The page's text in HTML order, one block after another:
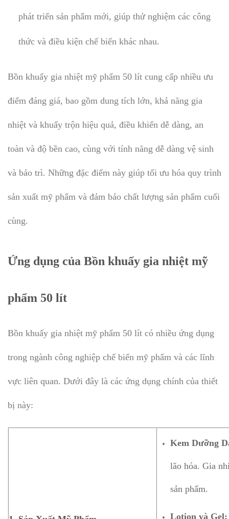
phát triển sản phẩm mới, giúp thử nghiệm các công
thức và điều kiện chế biến khác nhau.
Bồn khuấy gia nhiệt mỹ phẩm 50 lít cung cấp nhiều ưu
điểm đáng giá, bao gồm dung tích lớn, khả năng gia
nhiệt và khuấy trộn hiệu quả, điều khiển dễ dàng, an
toàn và độ bền cao, cùng với tính năng dễ dàng vệ sinh
và bảo trì. Những đặc điểm này giúp tối ưu hóa quy trình
sản xuất mỹ phẩm và đảm bảo chất lượng sản phẩm cuối
cùng.
Ứng dụng của Bồn khuấy gia nhiệt mỹ
phẩm 50 lít
Bồn khuấy gia nhiệt mỹ phẩm 50 lít có nhiều ứng dụng
trong ngành công nghiệp chế biến mỹ phẩm và các lĩnh
vực liên quan. Dưới đây là các ứng dụng chính của thiết
bị này:
Kem Dưỡng
lão hóa. Gia
sản phẩm.
Lotion và Gel: